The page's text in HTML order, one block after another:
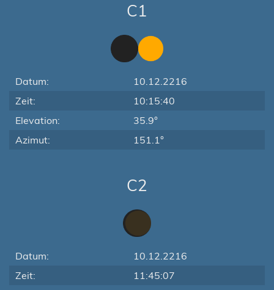
C1
Datum:
10.12.2216
Zeit:
10:15:40
Elevation:
35.9°
Azimut:
151.1°
C2
Datum:
10.12.2216
Zeit:
11:45:07